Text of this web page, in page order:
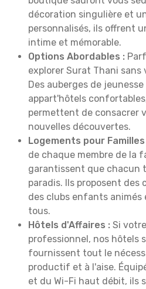
décoration singulière et
personnalisés, ils offrent
intime et mémorable.
Options Abordables :
explorer Surat Thani
Des auberges de
appart'hôtels
permettent de consacrer
nouvelles découvertes.
Logements pour Familles
de chaque membre de la
garantissent que chacun
paradis. Ils proposent des
des clubs enfants
tous.
Hôtels d'Affaires : Si
professionnel, nos hôtels
fournissent tout le
productif et à l'aise.
et du Wi-Fi haut débit, ils